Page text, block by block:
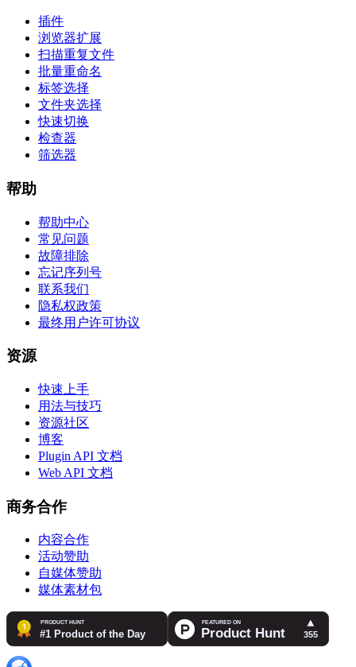
插件
浏览器扩展
扫描重复文件
批量重命名
标签选择
文件夹选择
快速切换
检查器
筛选器
帮助
帮助中心
常见问题
故障排除
忘记序列号
联系我们
隐私权政策
最终用户许可协议
资源
快速上手
用法与技巧
资源社区
博客
Plugin API 文档
Web API 文档
商务合作
内容合作
活动赞助
自媒体赞助
媒体素材包